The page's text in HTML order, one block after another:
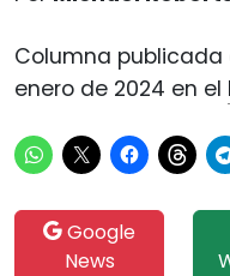
Columna
enero de 2024 en el
Google
News